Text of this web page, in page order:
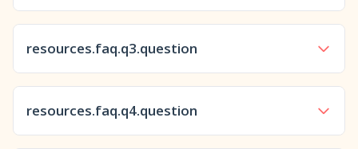
resources.faq.q2.item1
resources.faq.q2.item2
resources.faq.q2.item3
resources.faq.q2.item4
resources.faq.q3.question
resources.faq.q4.question